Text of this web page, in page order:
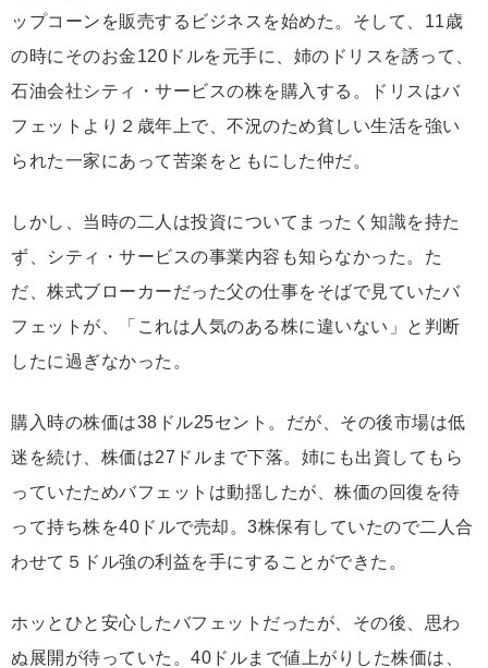
ップコーンを販売するビジネスを始めた。そして、11歳
の時にそのお金120ドルを元手に、姉のドリスを誘って、
石油会社シティ・サービスの株を購入する。ドリスはバ
フェットより２歳年上で、不況のため貧しい生活を強い
られた一家にあって苦楽をともにした仲だ。
しかし、当時の二人は投資についてまったく知識を持た
ず、シティ・サービスの事業内容も知らなかった。た
だ、株式ブローカーだった父の仕事をそばで見ていたバ
フェットが、「これは人気のある株に違いない」と判断
したに過ぎなかった。
購入時の株価は38ドル25セント。だが、その後市場は低
迷を続け、株価は27ドルまで下落。姉にも出資してもら
っていたためバフェットは動揺したが、株価の回復を待
って持ち株を40ドルで売却。3株保有していたので二人合
わせて５ドル強の利益を手にすることができた。
ホッとひと安心したバフェットだったが、その後、思わ
ぬ展開が待っていた。40ドルまで値上がりした株価は、